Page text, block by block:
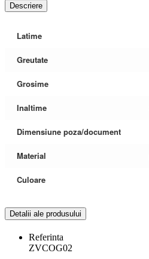
Descriere
Latime
Greutate
Grosime
Inaltime
Dimensiune poza/document
Material
Culoare
Detalii ale produsului
Referinta
ZVCOG02